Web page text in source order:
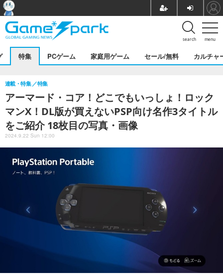
menu
search
特集 PCゲーム 家庭用ゲーム セール/無料 カルチャ
アーマード・コア！どこでもいっしょ！ロック
マンX！DL版が買えないPSP向け名作3タイトル
をご紹介 18枚目の写真・画像
連載・特集 特集
2024.9.22 Sun 12:00